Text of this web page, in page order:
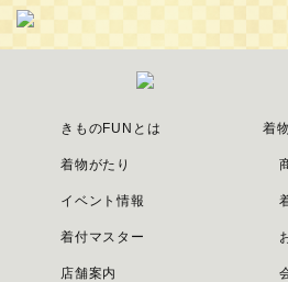
きものFUNとは 着
着物がたり
イベント情報
着付マスター
店舗案内